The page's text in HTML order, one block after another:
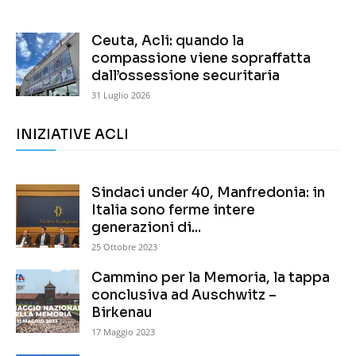
Ceuta, Acli: quando la
compassione viene sopraffatta
dall’ossessione securitaria
31 Luglio 2026
INIZIATIVE ACLI
Sindaci under 40, Manfredonia: in
Italia sono ferme intere
generazioni di...
25 Ottobre 2023
Cammino per la Memoria, la tappa
conclusiva ad Auschwitz –
Birkenau
17 Maggio 2023